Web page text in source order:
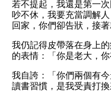
若不提起，我還是第一
吵不休，我要充當調解
回家，你們卻告狀，接
我仍記得皮帶落在身上
的表情：「你是老大，你
我自誇：「你們兩個有
讀書習慣，是我受責打